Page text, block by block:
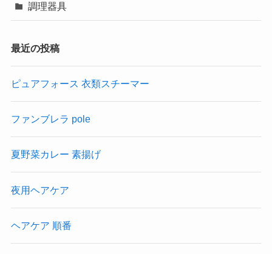
調理器具
最近の投稿
ピュアフォース 衣類スチーマー
ファンブレラ pole
夏野菜カレー 素揚げ
夜用ヘアケア
ヘアケア 順番